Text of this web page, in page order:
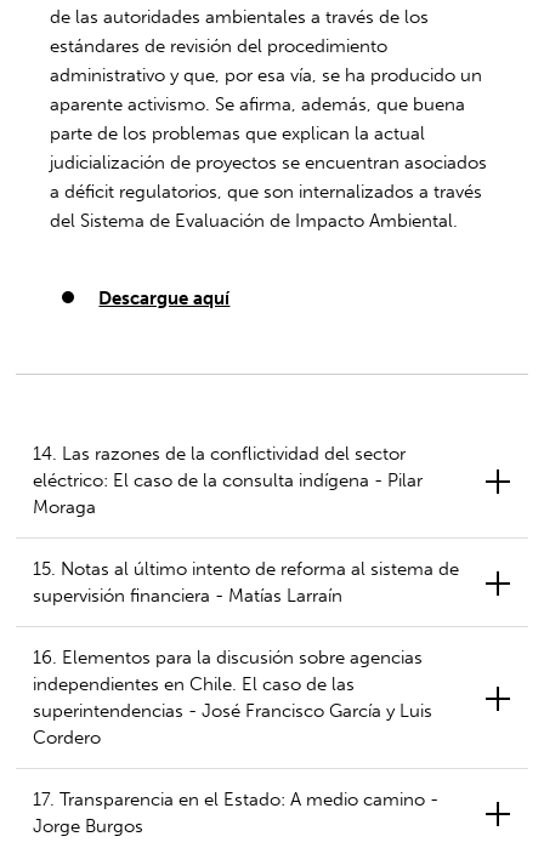
de las autoridades ambientales a través de los
estándares de revisión del procedimiento
administrativo y que, por esa vía, se ha producido un
aparente activismo. Se afirma, además, que buena
parte de los problemas que explican la actual
judicialización de proyectos se encuentran asociados
a déficit regulatorios, que son internalizados a través
del Sistema de Evaluación de Impacto Ambiental.
Descargue aquí
14. Las razones de la conflictividad del sector
eléctrico: El caso de la consulta indígena - Pilar
Moraga
15. Notas al último intento de reforma al sistema de
supervisión financiera - Matías Larraín
16. Elementos para la discusión sobre agencias
independientes en Chile. El caso de las
superintendencias - José Francisco García y Luis
Cordero
17. Transparencia en el Estado: A medio camino -
Jorge Burgos